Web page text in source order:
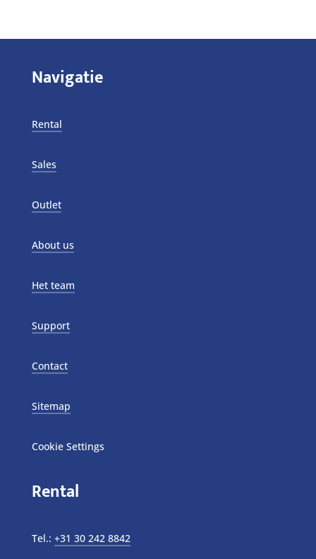
Navigatie
Rental
Sales
Outlet
About us
Het team
Support
Contact
Sitemap
Cookie Settings
Rental
Tel.: +31 30 242 8842